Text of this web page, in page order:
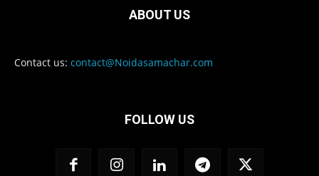
ABOUT US
Contact us: contact@Noidasamachar.com
FOLLOW US